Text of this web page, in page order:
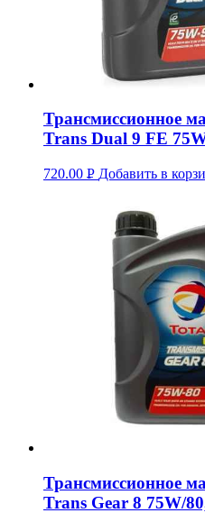
Трансмиссионное
Trans Dual 9 FE
720.00 Р Добавить в
Трансмиссионное
Trans Gear 8 75W/